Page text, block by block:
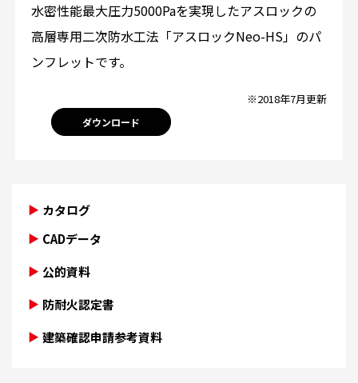
水密性能最大圧力5000Paを実現したアスロックの
高層専用二次防水工法「アスロックNeo-HS」のパ
ンフレットです。
※2018年7月更新
ダウンロード
カタログ
CADデータ
公的資料
防耐火認定書
建築確認申請参考資料